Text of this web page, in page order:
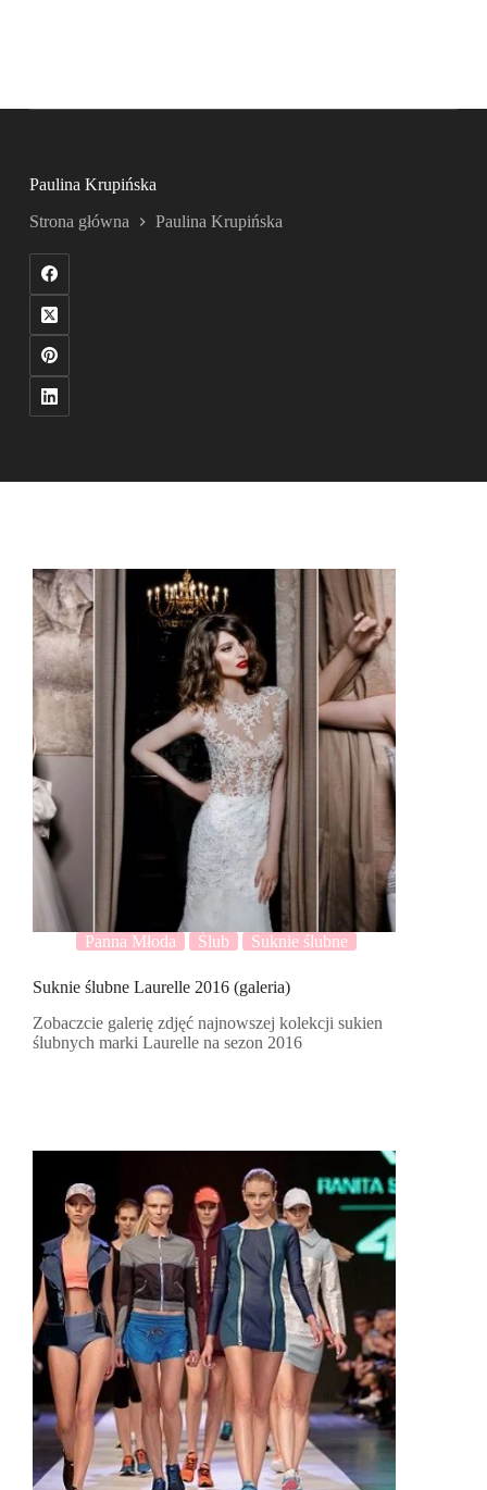
Paulina Krupińska
Strona główna Paulina Krupińska
Panna Młoda Ślub Suknie ślubne
Suknie ślubne Laurelle 2016 (galeria)
Zobaczcie galerię zdjęć najnowszej kolekcji sukien
ślubnych marki Laurelle na sezon 2016